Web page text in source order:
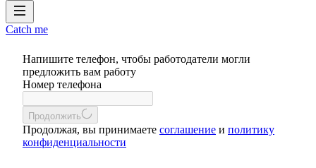
Catch me
Напишите телефон, чтобы работодатели могли
предложить вам работу
Номер телефона
Продолжить
Продолжая, вы принимаете соглашение и политику
конфиденциальности